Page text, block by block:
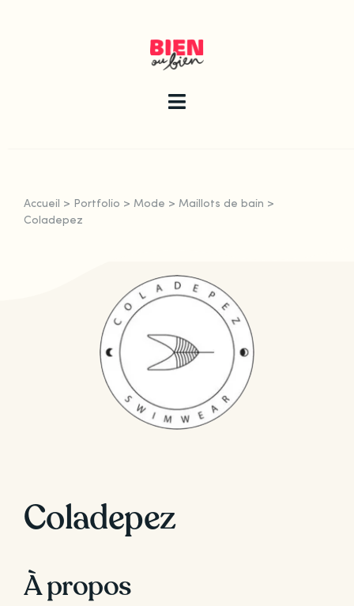
Toggle
Les articles
Qui sommes-nous ?
Accueil > Portfolio > Mode > Maillots de bain >
Coladepez
Coladepez
À propos